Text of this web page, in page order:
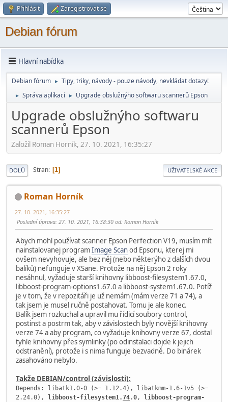
Přihlásit Zaregistrovat se
Debian fórum
Hlavní nabídka
Debian fórum ► Tipy, triky, návody - pouze návody, nevkládat dotazy!
► Správa aplikací ► Upgrade obslužnýho softwaru scannerů Epson
Upgrade obslužnýho softwaru
scannerů Epson
Založil Roman Horník, 27. 10. 2021, 16:35:27
DOLŮ Stran 1 UŽIVATELSKÉ AKCE
Roman Horník
27. 10. 2021, 16:35:27
Poslední úprava: 27. 10. 2021, 16:38:30 od: Roman Horník
Abych mohl používat scanner Epson Perfection V19, musím mít
nainstalovanej programImage Scanod Epsonu, kterej mi
ovšem nevyhovuje, ale bez něj (nebo některýho z dalších dvou
balíků) nefunguje v XSane. Protože na něj Epson 2 roky
nesáhnul, vyžaduje starší knihovny libboost-filesystem1.67.0,
libboost-program-options1.67.0 a libboost-system1.67.0. Potíž
je v tom, že v repozitáři je už nemám (mám verze 71 a 74), a
tak jsem je musel ručně postahovat. Tomu je ale konec.
Balík jsem rozkuchal a upravil mu řídicí soubory control,
postinst a postrm tak, aby v závislostech byly novější knihovny
verze 74 a aby program, co vyžaduje knihovny verze 67, dostal
tyhle knihovny přes symlinky (po odinstalaci dojde k jejich
odstranění), protože i s nima funguje bezvadně. Do binárek
zasahováno nebylo.
Takže DEBIAN/control (závislosti):
Depends: libatk1.0-0 (>= 1.12.4), libatkmm-1.6-1v5 (>=
2.24.0), libboost-filesystem1.74.0, libboost-program-